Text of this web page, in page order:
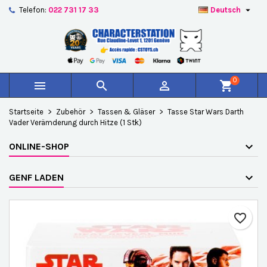
Telefon: 022 731 17 33 Deutsch 
   shopping_cart0
Startseite Zubehör Tassen & Gläser
Tasse Star Wars Darth
Vader Verämderung durch Hitze (1 Stk)
ONLINE-SHOP
GENF LADEN
favorite_border
Create new list
Name der Wunschliste
Abbrechen Wunschliste erstellen
Sie müssen angemeldet sein, um Artikel Ihrer
Wunschliste hinzufügen zu können.